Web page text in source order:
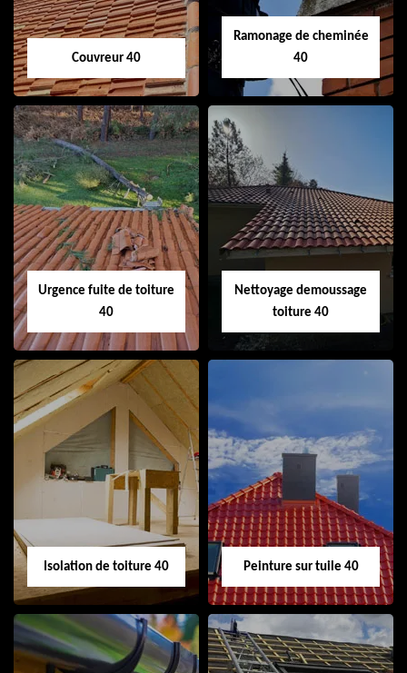
Couvreur 40
Couvreur 40
Ramonage de cheminée
40
Ramonage de
cheminée 40
Urgence fuite de toiture
40
Urgence fuite de
toiture 40
Nettoyage demoussage
toiture 40
Nettoyage
demoussage
toiture 40
Isolation de toiture 40 Peinture sur tuile 40